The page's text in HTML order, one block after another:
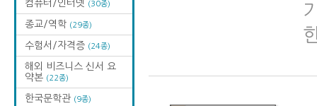
컴퓨터/인터넷 (30종)
종교/역학 (29종)
수험서/자격증 (24종)
해외 비즈니스 신서 요
약본 (22종)
한국문학관 (9종)